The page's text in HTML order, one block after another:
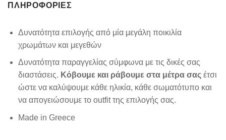
ΠΛΗΡΟΦΟΡΊΕΣ
Δυνατότητα επιλογής από μία μεγάλη ποικιλία
χρωμάτων και μεγεθών
Δυνατότητα παραγγελίας σύμφωνα με τις δικές σας
διαστάσεις. Κόβουμε και ράβουμε στα μέτρα σας έτσι
ώστε να καλύψουμε κάθε ηλικία, κάθε σωματότυπο και
να απογειώσουμε το outfit της επιλογής σας.
Made in Greece